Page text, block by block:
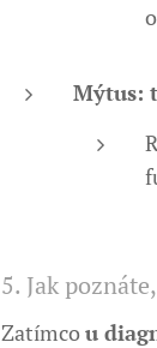
Mýtus:
5. Jak
Zatímcou